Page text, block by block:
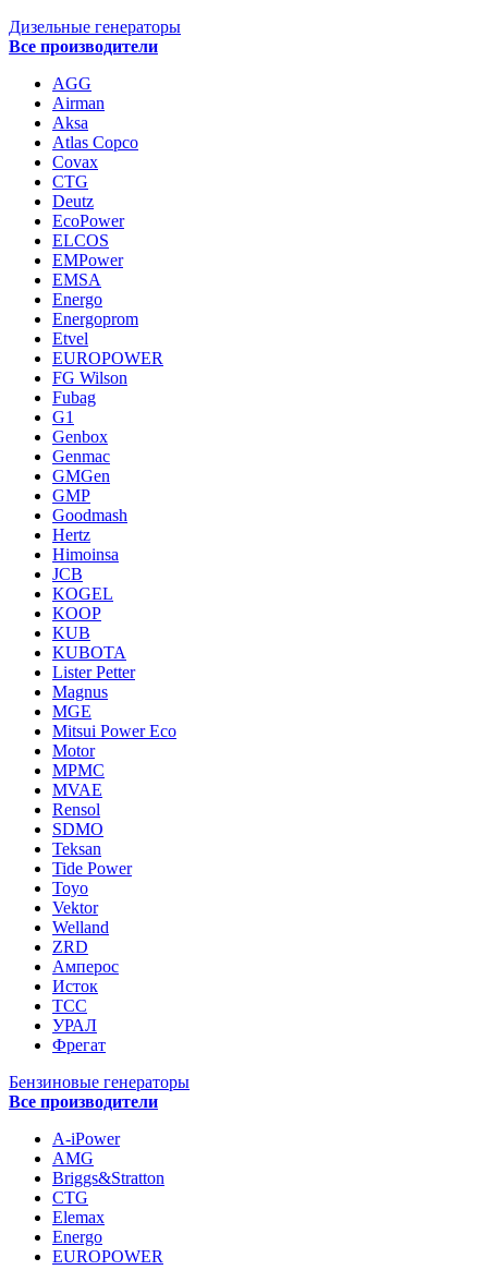
Дизельные генераторы
Все производители
AGG
Airman
Aksa
Atlas Copco
Covax
CTG
Deutz
EcoPower
ELCOS
EMPower
EMSA
Energo
Energoprom
Etvel
EUROPOWER
FG Wilson
Fubag
G1
Genbox
Genmac
GMGen
GMP
Goodmash
Hertz
Himoinsa
JCB
KOGEL
KOOP
KUB
KUBOTA
Lister Petter
Magnus
MGE
Mitsui Power Eco
Motor
MPMC
MVAE
Rensol
SDMO
Teksan
Tide Power
Toyo
Vektor
Welland
ZRD
Амперос
Исток
ТСС
УРАЛ
Фрегат
Бензиновые генераторы
Все производители
A-iPower
AMG
Briggs&Stratton
CTG
Elemax
Energo
EUROPOWER